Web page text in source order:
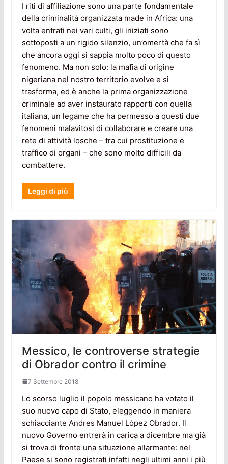
I riti di affiliazione sono una parte fondamentale
della criminalità organizzata made in Africa: una
volta entrati nei vari culti, gli iniziati sono
sottoposti a un rigido silenzio, un’omertà che fa sì
che ancora oggi si sappia molto poco di questo
fenomeno. Ma non solo: la mafia di origine
nigeriana nel nostro territorio evolve e si
trasforma, ed è anche la prima organizzazione
criminale ad aver instaurato rapporti con quella
italiana, un legame che ha permesso a questi due
fenomeni malavitosi di collaborare e creare una
rete di attività losche – tra cui prostituzione e
traffico di organi – che sono molto difficili da
combattere.
Leggi di più
Messico, le controverse strategie
di Obrador contro il crimine
7 Settembre 2018
Lo scorso luglio il popolo messicano ha votato il
suo nuovo capo di Stato, eleggendo in maniera
schiacciante Andres Manuel López Obrador. Il
nuovo Governo entrerà in carica a dicembre ma già
si trova di fronte una situazione allarmante: nel
Paese si sono registrati infatti negli ultimi anni i più